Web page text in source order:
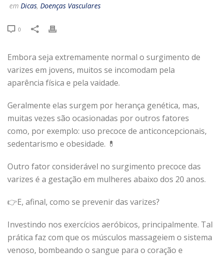
em Dicas, Doenças Vasculares
0
Embora seja extremamente normal o surgimento de
varizes em jovens, muitos se incomodam pela
aparência física e pela vaidade.
Geralmente elas surgem por herança genética, mas,
muitas vezes são ocasionadas por outros fatores
como, por exemplo: uso precoce de anticoncepcionais,
sedentarismo e obesidade. 💊
Outro fator considerável no surgimento precoce das
varizes é a gestação em mulheres abaixo dos 20 anos.
👉E, afinal, como se prevenir das varizes?
Investindo nos exercícios aeróbicos, principalmente. Tal
prática faz com que os músculos massageiem o sistema
venoso, bombeando o sangue para o coração e